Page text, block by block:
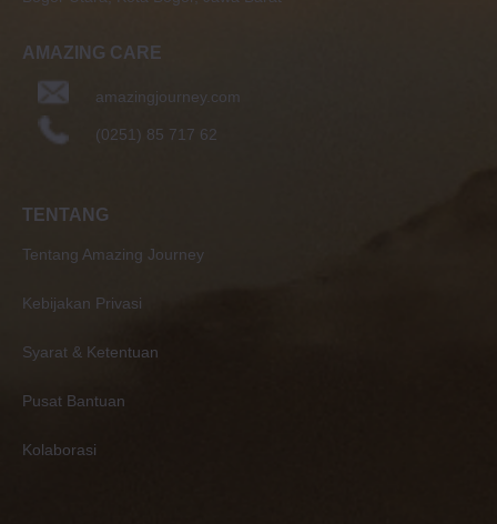
AMAZING CARE
amazingjourney.com
(0251) 85 717 62
TENTANG
Tentang Amazing Journey
Kebijakan Privasi
Syarat & Ketentuan
Pusat Bantuan
Kolaborasi